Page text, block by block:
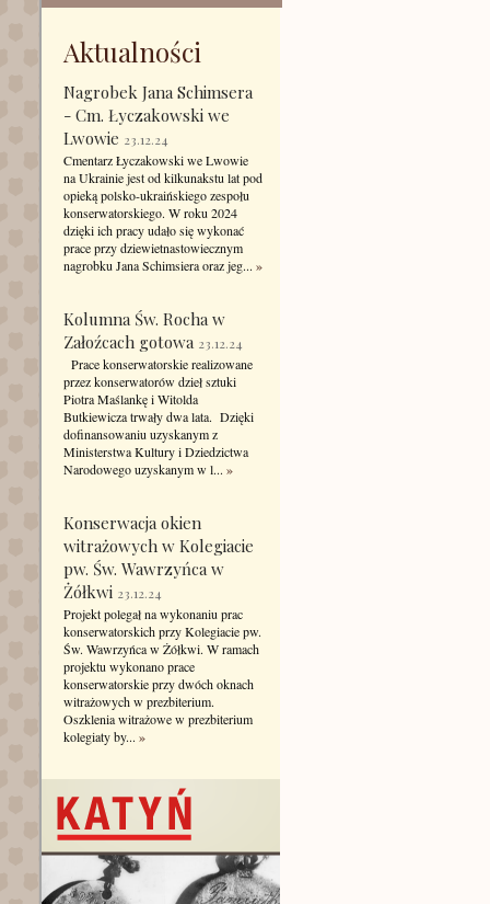
Aktualności
Nagrobek Jana Schimsera
- Cm. Łyczakowski we
Lwowie 23.12.24
Cmentarz Łyczakowski we Lwowie
na Ukrainie jest od kilkunakstu lat pod
opieką polsko-ukraińskiego zespołu
konserwatorskiego. W roku 2024
dzięki ich pracy udało się wykonać
prace przy dziewietnastowiecznym
nagrobku Jana Schimsiera oraz jeg... »
Kolumna Św. Rocha w
Załoźcach gotowa 23.12.24
Prace konserwatorskie realizowane
przez konserwatorów dzieł sztuki
Piotra Maślankę i Witolda
Butkiewicza trwały dwa lata. Dzięki
dofinansowaniu uzyskanym z
Ministerstwa Kultury i Dziedzictwa
Narodowego uzyskanym w l... »
Konserwacja okien
witrażowych w Kolegiacie
pw. Św. Wawrzyńca w
Żółkwi 23.12.24
Projekt polegał na wykonaniu prac
konserwatorskich przy Kolegiacie pw.
Św. Wawrzyńca w Żółkwi. W ramach
projektu wykonano prace
konserwatorskie przy dwóch oknach
witrażowych w prezbiterium.
Oszklenia witrażowe w prezbiterium
kolegiaty by... »